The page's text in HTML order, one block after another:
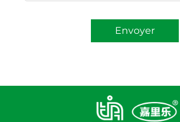
Envoyer